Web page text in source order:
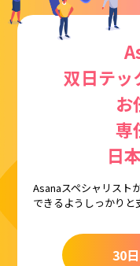
双日テッ
お
専
日
Asanaスペシャリスト
できるようしっかりと
30